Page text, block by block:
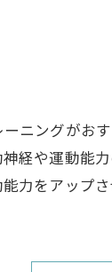
ニングがお
経や運動能
力をアップ